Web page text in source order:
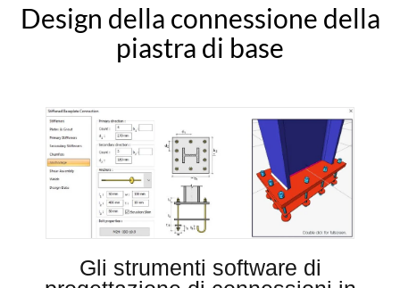
Design della connessione della
piastra di base
Gli strumenti software di